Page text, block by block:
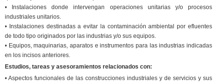
• Instalaciones donde intervengan operaciones unitarias y/o procesos
industriales unitarios.
• Instalaciones destinadas a evitar la contaminación ambiental por efluentes
de todo tipo originados por las industrias y/o sus equipos.
• Equipos, maquinarias, aparatos e instrumentos para las industrias indicadas
en los incisos anteriores.
Estudios, tareas y asesoramientos relacionados con:
• Aspectos funcionales de las construcciones industriales y de servicios y sus